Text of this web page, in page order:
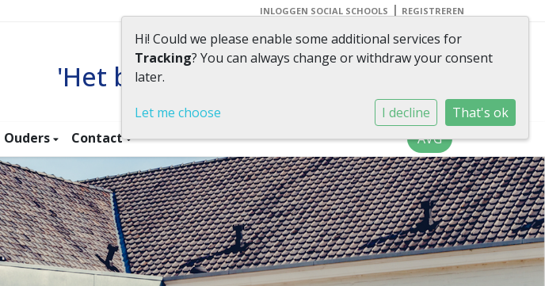
INLOGGEN SOCIAL SCHOOLS | REGISTREREN
'Het beste wat je kunt worden is
jezelf'
Ouders Contact AVG
Hi! Could we please enable some additional services for
Tracking? You can always change or withdraw your consent
later.
Let me choose I decline That's ok